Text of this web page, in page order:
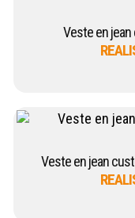
Veste en jean
Veste en jean